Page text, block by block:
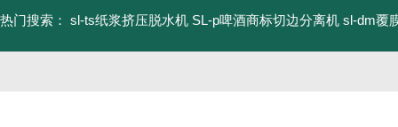
热门搜索： sl-ts纸浆挤压脱水机 SL-p啤酒商标切边分离机 sl-dm覆